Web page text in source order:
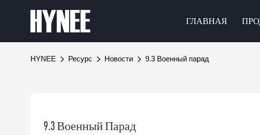
ГЛАВНАЯ
HYNEE Ресурс Новости 9.3 Военный парад
9.3 Военный Парад